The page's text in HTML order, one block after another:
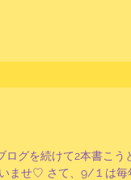
ログを続けて2本書こう
ませ♡ さて、9/１は毎